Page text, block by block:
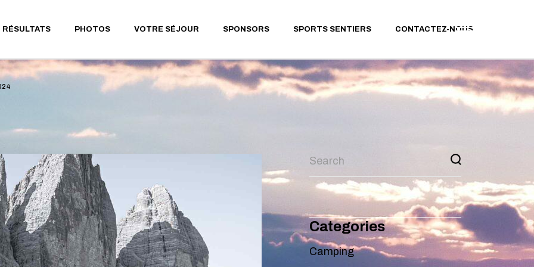
RÉSULTATS
RÉSULTATS 2026
RÉSULTATS 2022
RÉSULTATS 2019
RÉSULTATS 2018
RÉSULTATS 2017
RÉSULTATS 2016
RÉSULTATS 2015
RÉSULTATS 2014
PHOTOS
EDITION 2026 EN PHOTOS
VOTRE SÉJOUR
LES RESTAURANTS
SPONSORS SPORTS SENTIERS
MODE OPÉRATOIRE GPX
PARCOURS RANDONNÉE
CONTACTEZ-NOUS
12KM
37KM
& MARCHE
(13KM)
RÉSULTATS 2026
RÉSULTATS 2024
RÉSULTATS 2023
RÉSULTATS 2018
RÉSULTATS 2016
RÉSULTATS 2015
RÉSULTATS 2014
RÉSULTATS 2013
RÉSULTATS 2012
RÉSULTATS 2011
EDITION 2026 EN PHOTOS
EDITION 2024 EN PHOTOS
LES RESTAURANTS
GÎTES DE GROUPES
LES HÔTELS & CAMPINGS
MODE OPÉRATOIRE GPX
PARCOURS TRAIL
RUNNING
PARCOURS VTT
Categories
Camping